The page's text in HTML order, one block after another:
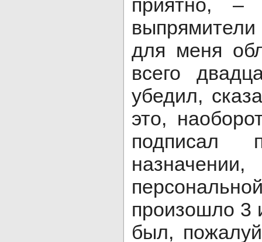
приятно, –
для меня
всего
убедил,
это,
произошло 3
был,